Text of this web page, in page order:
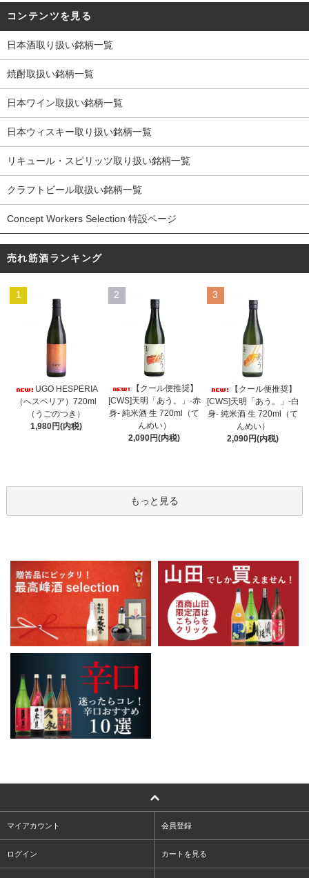
コンテンツを見る
日本酒取り扱い銘柄一覧
焼酎取扱い銘柄一覧
日本ワイン取扱い銘柄一覧
日本ウィスキー取り扱い銘柄一覧
リキュール・スピリッツ取り扱い銘柄一覧
クラフトビール取扱い銘柄一覧
Concept Workers Selection 特設ページ
売れ筋酒ランキング
1
UGO HESPERIA
（へスペリア）720ml
（うごのつき）
1,980円(内税)
2
【クール便推奨】
[CWS]天明「あう。」-赤
身- 純米酒 生 720ml（て
んめい）
2,090円(内税)
3
【クール便推奨】
[CWS]天明「あう。」-白
身- 純米酒 生 720ml（て
んめい）
2,090円(内税)
もっと見る
マイアカウント 会員登録
ログイン カートを見る